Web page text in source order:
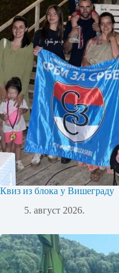
Квиз из блока у Вишеграду
5. август 2026.